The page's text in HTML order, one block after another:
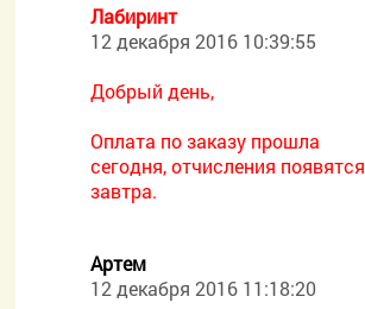
Лабиринт
12 декабря 2016 10:39:55
Добрый день,
Оплата по заказу прошла
сегодня, отчисления появятся
завтра.
Артем
12 декабря 2016 11:18:20